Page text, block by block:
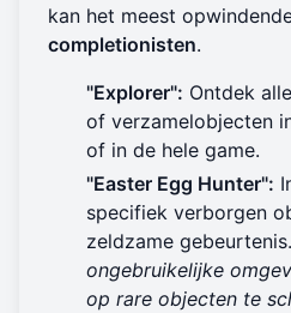
kan het meest
completionisten.
"Explorer": Ontdek
of verzamelobjecten
of in de hele game.
"Easter Egg Hunter":
specifiek verborgen
zeldzame gebeurtenis.
ongebruikelijke
op rare objecten te